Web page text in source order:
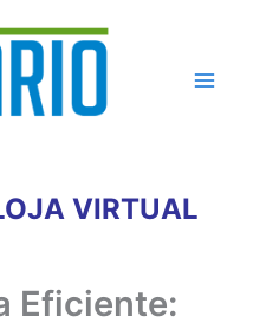
VIRTUAL
Eficiente: